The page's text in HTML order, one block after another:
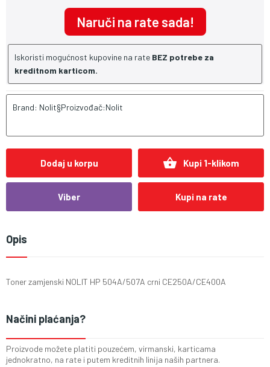
Naruči na rate sada!
Iskoristi mogućnost kupovine na rate BEZ potrebe za
kreditnom karticom.
Brand: Nolit§Proizvođač:Nolit
Dodaj u korpu shopping_basket Kupi 1-klikom
Viber Kupi na rate
Opis
Toner zamjenski NOLIT HP 504A/507A crni CE250A/CE400A
Načini plaćanja?
Proizvode možete platiti pouzećem, virmanski, karticama
jednokratno, na rate i putem kreditnih linija naših partnera.